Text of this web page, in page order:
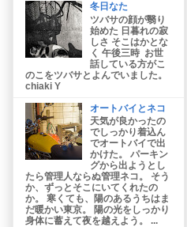
冬日なた
ツバサの顔が翳り
始めた 日暮れの寂
しさ そこはかとな
く 午後三時 お世
話している方がこ
のこをツバサとよんでいました。
chiaki Y
オートバイとネコ
天気が良かったの
でしっかり着込ん
でオートバイで出
かけた。 パーキン
グから出ようとし
たら管理人ならぬ管理ネコ。 そう
か、ずっとそこにいてくれたの
か。 寒くても、陽のあるうちはま
だ暖かい東京。 陽の光をしっかり
身体に蓄えて夜を越えよう。 ...